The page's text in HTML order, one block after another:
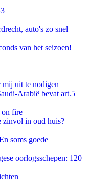
auto's zo snel
van het seizoen!
mij uit te nodigen
Arabië bevat art.5
on fire
zinvol in oud huis?
soms goede
oorlogsschepen: 120